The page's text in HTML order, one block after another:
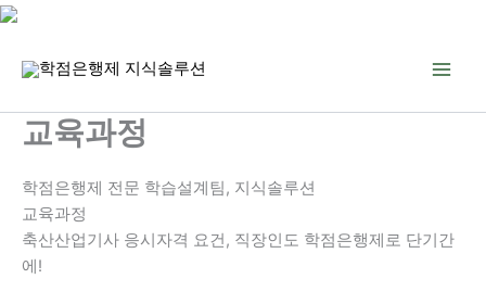
로 교육과정
학점은행제 전문 학습설계팀, 지식솔루션
교육과정
축산산업기사 응시자격 요건, 직장인도 학점은행제로 단기간
에!